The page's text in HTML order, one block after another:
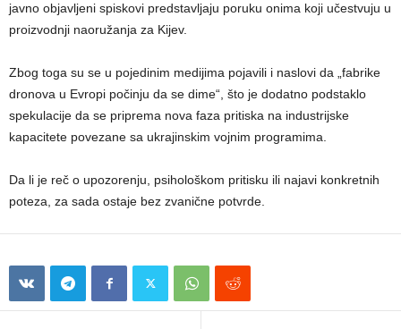
javno objavljeni spiskovi predstavljaju poruku onima koji učestvuju u
proizvodnji naoružanja za Kijev.
Zbog toga su se u pojedinim medijima pojavili i naslovi da „fabrike
dronova u Evropi počinju da se dime“, što je dodatno podstaklo
spekulacije da se priprema nova faza pritiska na industrijske
kapacitete povezane sa ukrajinskim vojnim programima.
Da li je reč o upozorenju, psihološkom pritisku ili najavi konkretnih
poteza, za sada ostaje bez zvanične potvrde.